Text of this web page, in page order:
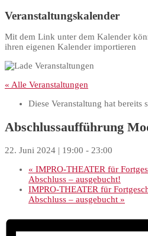
Veranstaltungskalender
Mit dem Link unter dem Kalender
ihren eigenen Kalender importieren
« Alle Veranstaltungen
Diese Veranstaltung hat bereits
Abschlussaufführung
22. Juni 2024 | 19:00 - 23:00
« IMPRO-THEATER für
Abschluss – ausgebucht!
IMPRO-THEATER für
Abschluss – ausgebucht »